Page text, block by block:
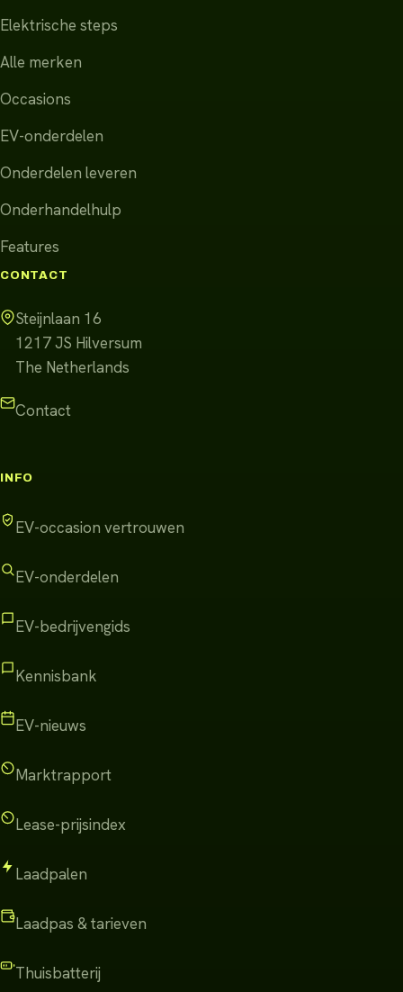
Elektrische steps
Alle merken
Occasions
EV-onderdelen
Onderdelen leveren
Onderhandelhulp
Features
CONTACT
Steijnlaan 16
1217 JS Hilversum
The Netherlands
Contact
INFO
EV-occasion vertrouwen
EV-onderdelen
EV-bedrijvengids
Kennisbank
EV-nieuws
Marktrapport
Lease-prijsindex
Laadpalen
Laadpas & tarieven
Thuisbatterij